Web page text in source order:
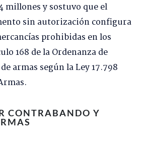
millones y sostuvo que el
sin autorización configura
prohibidas en los
168 de la Ordenanza de
armas según la Ley 17.798
CONTRABANDO Y